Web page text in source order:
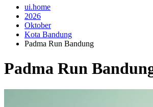
ui.home
2026
Oktober
Kota Bandung
Padma Run Bandung
Padma Run